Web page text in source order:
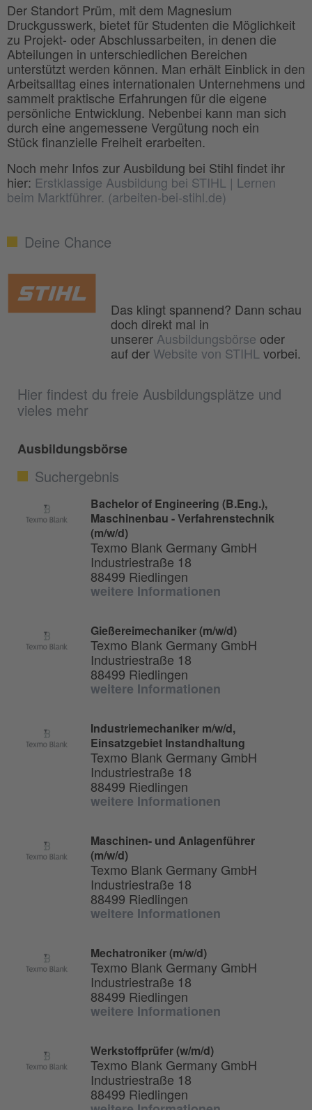
Hier findest du freie Ausbildungsplätze und
vieles mehr
Ausbildungsbörse
Suchergebnis
Bachelor of Engineering (B.Eng.),
Maschinenbau - Verfahrenstechnik
(m/w/d)
Texmo Blank Germany GmbH
Industriestraße 18
88499 Riedlingen
weitere Informationen
Gießereimechaniker (m/w/d)
Texmo Blank Germany GmbH
Industriestraße 18
88499 Riedlingen
weitere Informationen
Industriemechaniker m/w/d,
Einsatzgebiet Instandhaltung
Texmo Blank Germany GmbH
Industriestraße 18
88499 Riedlingen
weitere Informationen
Maschinen- und Anlagenführer
(m/w/d)
Texmo Blank Germany GmbH
Industriestraße 18
88499 Riedlingen
weitere Informationen
Mechatroniker (m/w/d)
Texmo Blank Germany GmbH
Industriestraße 18
88499 Riedlingen
weitere Informationen
Werkstoffprüfer (w/m/d)
Texmo Blank Germany GmbH
Industriestraße 18
88499 Riedlingen
Der Standort Prüm, mit dem Magnesium
Druckgusswerk, bietet für Studenten die Möglichkeit
zu Projekt- oder Abschlussarbeiten, in denen die
Abteilungen in unterschiedlichen Bereichen
unterstützt werden können. Man erhält Einblick in den
Arbeitsalltag eines internationalen Unternehmens und
sammelt praktische Erfahrungen für die eigene
persönliche Entwicklung. Nebenbei kann man sich
durch eine angemessene Vergütung noch ein
Stück finanzielle Freiheit erarbeiten.
Noch mehr Infos zur Ausbildung bei Stihl findet ihr
hier: Erstklassige Ausbildung bei STIHL | Lernen
beim Marktführer. (arbeiten-bei-stihl.de)
Deine Chance
Das klingt spannend? Dann schau
doch direkt mal in
unserer Ausbildungsbörse oder
auf der Website von STIHLvorbei.